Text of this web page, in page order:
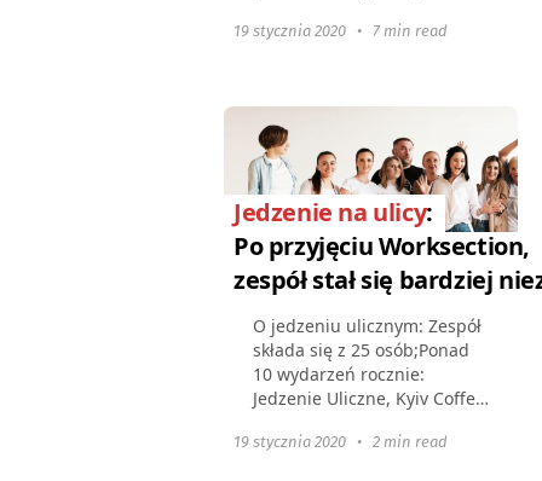
na motocyklach;Zarządzam
19 stycznia 2020 • 7 min read
Jedzenie na ulicy:
Po przyjęciu Worksection,
zespół stał się bardziej
O jedzeniu ulicznym: Zespół
składa się z 25 osób;Ponad
10 wydarzeń rocznie:
Jedzenie Uliczne, Kyiv Coffee
Miejski Festiwal
19 stycznia 2020 • 2 min read